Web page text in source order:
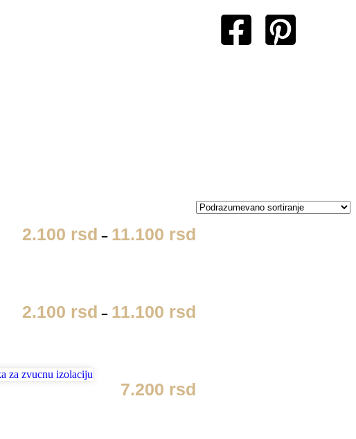
2.100 rsd – 11.100 rsd
2.100 rsd – 11.100 rsd
7.200 rsd